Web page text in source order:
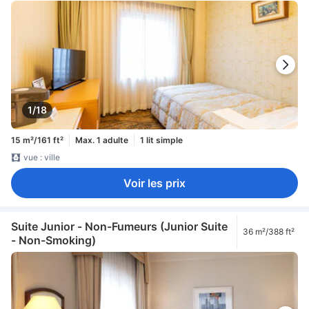
1/18
15 m²/161 ft² Max. 1 adulte
1 lit simple
vue : ville
Voir les prix
Suite Junior - Non-Fumeurs (Junior Suite
- Non-Smoking)
36 m²/388 ft²